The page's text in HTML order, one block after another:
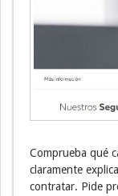
Comprueba qué
claramente
contratar. Pide